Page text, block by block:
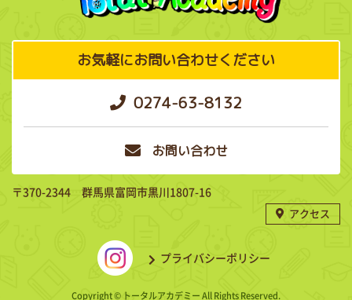
お気軽にお問い合わせください
0274-63-8132
お問い合わせ
〒370-2344 群馬県富岡市黒川1807-16
アクセス
プライバシーポリシー
Copyright © トータルアカデミー All Rights Reserved.